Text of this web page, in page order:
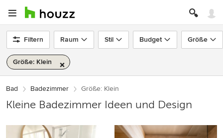
Filtern Raum Stil Budget Größe
Größe: Klein
Bad Badezimmer Größe: Klein
Kleine Badezimmer Ideen und Design